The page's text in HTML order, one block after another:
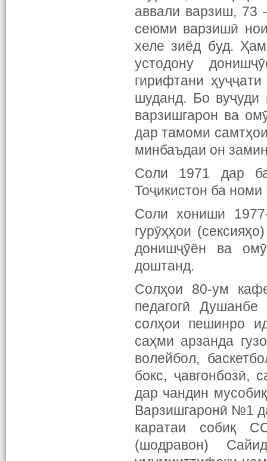
аввали варзиш,
сеюми варзишӣ
хеле зиёд буд.
устодону
гирифтани
шуданд. Бо вуҷуди
варзишгарон ва
дар тамоми
минбаъдаи он
Соли 1971 дар
Тоҷикистон ба
Соли хониши
гурӯҳҳои
донишҷӯён ва
доштанд.
Солҳои 80-ум
педагогӣ
солҳои пешинро
саҳми арзанда
волейбол,
бокс, ҷавгонбозӣ,
дар чандин
Варзишгаронӣ №1
каратаи собиқ
(шодравон)